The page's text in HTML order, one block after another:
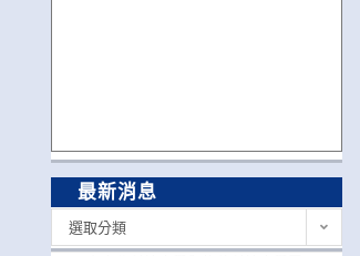
最新消息
選取分類